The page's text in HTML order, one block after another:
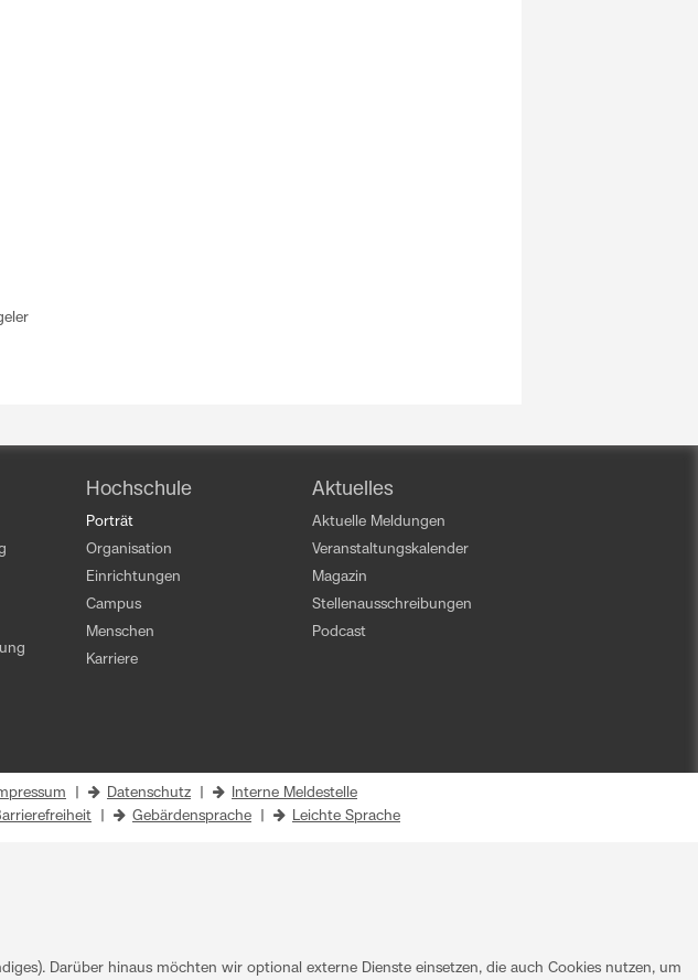
Hochschule
Porträt
Organisation
Einrichtungen
Campus
Menschen
Karriere
Aktuelles
Aktuelle Meldungen
Veranstaltungskalender
Magazin
Stellenausschreibungen
Podcast
Datenschutz
Interne Meldestelle
Gebärdensprache Leichte Sprache
Darüber hinaus möchten wir optional externe Dienste einsetzen, die auch Cookies nutzen, um